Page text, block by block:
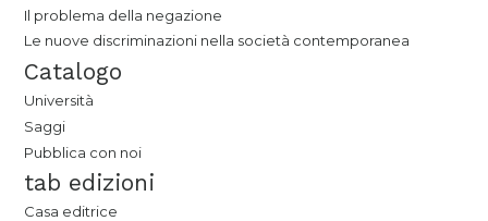
Il problema della negazione
Le nuove discriminazioni nella società contemporanea
Catalogo
Università
Saggi
Pubblica con noi
tab edizioni
Casa editrice